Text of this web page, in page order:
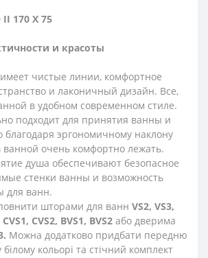
II 170 Х 75
и красоты
чистые линии, комфортное
и лаконичный дизайн. Все,
в удобном современном стиле.
подходит для принятия ванны и
благодаря эргономичному наклону
ванной очень комфортно лежать.
душа обеспечивают безопасное
стенки ванны и возможность
для ванн.
шторами для ванн VS2, VS3,
CVS2, BVS1, BVS2 або дверима
Можна додатково придбати передню
білому кольорі та стічний комплект